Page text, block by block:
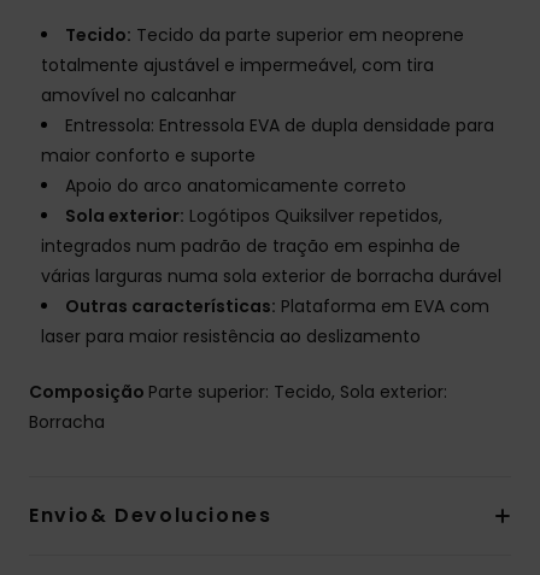
Tecido: Tecido da parte superior em neoprene
totalmente ajustável e impermeável, com tira
amovível no calcanhar
Entressola: Entressola EVA de dupla densidade para
maior conforto e suporte
Apoio do arco anatomicamente correto
Sola exterior: Logótipos Quiksilver repetidos,
integrados num padrão de tração em espinha de
várias larguras numa sola exterior de borracha durável
Outras características: Plataforma em EVA com
laser para maior resistência ao deslizamento
Composição Parte superior: Tecido, Sola exterior:
Borracha
Envio& Devoluciones